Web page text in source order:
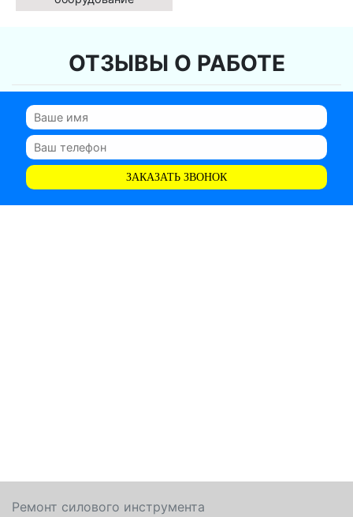
ОТЗЫВЫ О РАБОТЕ
ЗАКАЗАТЬ ЗВОНОК
Ремонт силового инструмента